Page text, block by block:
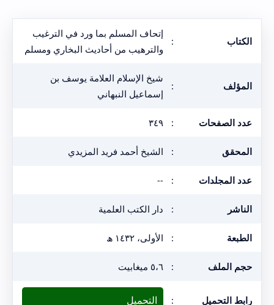
الكتاب :
إتحاف المسلم بما ورد في الترغيب
والترهيب من أحاديث البخاري ومسلم
المؤلف :
شيخ الإسلام العلامة يوسف بن
إسماعيل النبهاني
عدد الصفحات : ٣٤٩
المحقق : الشيخ أحمد فريد المزيدي
عدد المجلدات :
--
الناشر : دار الكتب العلمية
الطبعة : الأولى، ١٤٣٢ ھ
حجم الملف : ٥،٦ ميغابيت
رابط التحميل : التحميل